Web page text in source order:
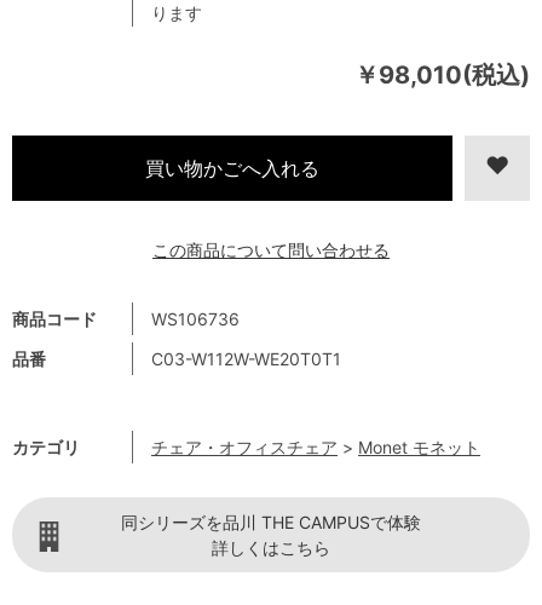
￥98,010(税込)
商品コード
WS106736
品番
C03-W112W-WE20T0T1
カテゴリ チェア・オフィスチェア > Monet モネット
ります
この商品について問い合わせる
同シリーズを品川 THE CAMPUSで体験
詳しくはこちら